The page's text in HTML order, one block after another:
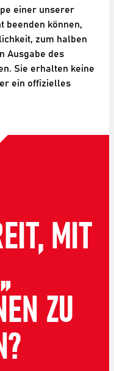
einer unserer
beenden können,
zum halben
Ausgabe des
Sie erhalten keine
ein offizielles
MIT
ZU